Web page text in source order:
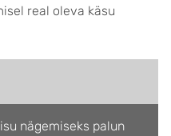
real oleva käsu
nägemiseks palun